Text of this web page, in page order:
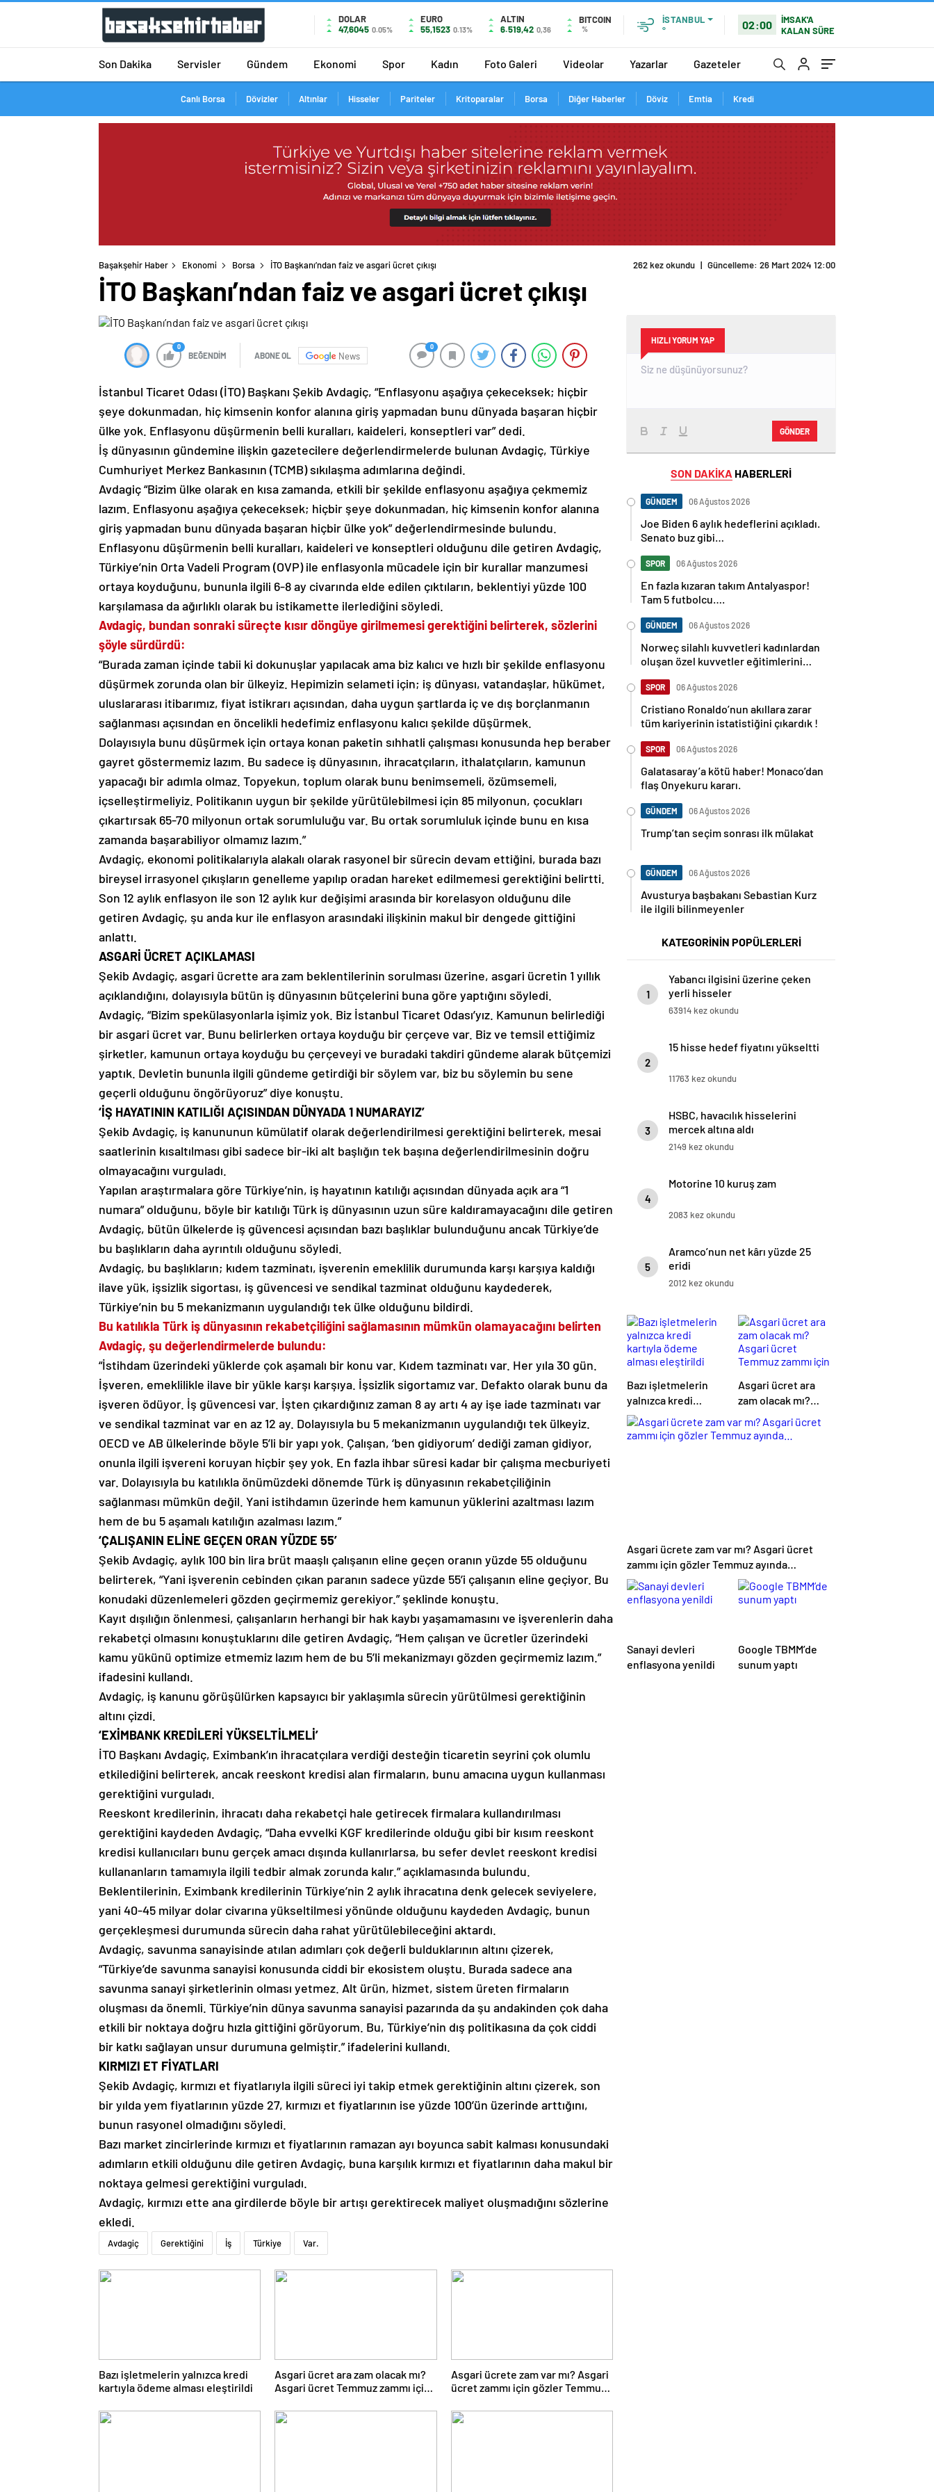
DOLAR
47,6045 0.05%
EURO
55,1523 0.13%
ALTIN
6.519,42 0,36
BITCOIN
%
İSTANBUL
°
02:00
İMSAK'A
KALAN SÜRE
Son Dakika Servisler Gündem Ekonomi Spor Kadın Foto Galeri Videolar Yazarlar Gazeteler
Canlı Borsa Dövizler Altınlar Hisseler Pariteler Kritoparalar Borsa Diğer Haberler Döviz Emtia Kredi
Başakşehir Haber Ekonomi Borsa İTO Başkanı’ndan faiz ve asgari ücret çıkışı 262 kez okundu | Güncelleme: 26 Mart 2024 12:00
İTO Başkanı’ndan faiz ve asgari ücret çıkışı
0
BEĞENDİM ABONE OL News
0
İstanbul Ticaret Odası (İTO) Başkanı Şekib Avdagiç, “Enflasyonu aşağıya çekeceksek; hiçbir
şeye dokunmadan, hiç kimsenin konfor alanına giriş yapmadan bunu dünyada başaran hiçbir
ülke yok. Enflasyonu düşürmenin belli kuralları, kaideleri, konseptleri var” dedi.
İş dünyasının gündemine ilişkin gazetecilere değerlendirmelerde bulunan Avdagiç, Türkiye
Cumhuriyet Merkez Bankasının (TCMB) sıkılaşma adımlarına değindi.
Avdagiç “Bizim ülke olarak en kısa zamanda, etkili bir şekilde enflasyonu aşağıya çekmemiz
lazım. Enflasyonu aşağıya çekeceksek; hiçbir şeye dokunmadan, hiç kimsenin konfor alanına
giriş yapmadan bunu dünyada başaran hiçbir ülke yok” değerlendirmesinde bulundu.
Enflasyonu düşürmenin belli kuralları, kaideleri ve konseptleri olduğunu dile getiren Avdagiç,
Türkiye’nin Orta Vadeli Program (OVP) ile enflasyonla mücadele için bir kurallar manzumesi
ortaya koyduğunu, bununla ilgili 6-8 ay civarında elde edilen çıktıların, beklentiyi yüzde 100
karşılamasa da ağırlıklı olarak bu istikamette ilerlediğini söyledi.
Avdagiç, bundan sonraki süreçte kısır döngüye girilmemesi gerektiğini belirterek, sözlerini
şöyle sürdürdü:
“Burada zaman içinde tabii ki dokunuşlar yapılacak ama biz kalıcı ve hızlı bir şekilde enflasyonu
düşürmek zorunda olan bir ülkeyiz. Hepimizin selameti için; iş dünyası, vatandaşlar, hükümet,
uluslararası itibarımız, fiyat istikrarı açısından, daha uygun şartlarda iç ve dış borçlanmanın
sağlanması açısından en öncelikli hedefimiz enflasyonu kalıcı şekilde düşürmek.
Dolayısıyla bunu düşürmek için ortaya konan paketin sıhhatli çalışması konusunda hep beraber
gayret göstermemiz lazım. Bu sadece iş dünyasının, ihracatçıların, ithalatçıların, kamunun
yapacağı bir adımla olmaz. Topyekun, toplum olarak bunu benimsemeli, özümsemeli,
içselleştirmeliyiz. Politikanın uygun bir şekilde yürütülebilmesi için 85 milyonun, çocukları
çıkartırsak 65-70 milyonun ortak sorumluluğu var. Bu ortak sorumluluk içinde bunu en kısa
zamanda başarabiliyor olmamız lazım.”
Avdagiç, ekonomi politikalarıyla alakalı olarak rasyonel bir sürecin devam ettiğini, burada bazı
bireysel irrasyonel çıkışların genelleme yapılıp oradan hareket edilmemesi gerektiğini belirtti.
Son 12 aylık enflasyon ile son 12 aylık kur değişimi arasında bir korelasyon olduğunu dile
getiren Avdagiç, şu anda kur ile enflasyon arasındaki ilişkinin makul bir dengede gittiğini
anlattı.
ASGARİ ÜCRET AÇIKLAMASI
Şekib Avdagiç, asgari ücrette ara zam beklentilerinin sorulması üzerine, asgari ücretin 1 yıllık
açıklandığını, dolayısıyla bütün iş dünyasının bütçelerini buna göre yaptığını söyledi.
Avdagiç, “Bizim spekülasyonlarla işimiz yok. Biz İstanbul Ticaret Odası’yız. Kamunun belirlediği
bir asgari ücret var. Bunu belirlerken ortaya koyduğu bir çerçeve var. Biz ve temsil ettiğimiz
şirketler, kamunun ortaya koyduğu bu çerçeveyi ve buradaki takdiri gündeme alarak bütçemizi
yaptık. Devletin bununla ilgili gündeme getirdiği bir söylem var, biz bu söylemin bu sene
geçerli olduğunu öngörüyoruz” diye konuştu.
‘İŞ HAYATININ KATILIĞI AÇISINDAN DÜNYADA 1 NUMARAYIZ’
Şekib Avdagiç, iş kanununun kümülatif olarak değerlendirilmesi gerektiğini belirterek, mesai
saatlerinin kısaltılması gibi sadece bir-iki alt başlığın tek başına değerlendirilmesinin doğru
olmayacağını vurguladı.
Yapılan araştırmalara göre Türkiye’nin, iş hayatının katılığı açısından dünyada açık ara “1
numara” olduğunu, böyle bir katılığı Türk iş dünyasının uzun süre kaldıramayacağını dile getiren
Avdagiç, bütün ülkelerde iş güvencesi açısından bazı başlıklar bulunduğunu ancak Türkiye’de
bu başlıkların daha ayrıntılı olduğunu söyledi.
Avdagiç, bu başlıkların; kıdem tazminatı, işverenin emeklilik durumunda karşı karşıya kaldığı
ilave yük, işsizlik sigortası, iş güvencesi ve sendikal tazminat olduğunu kaydederek,
Türkiye’nin bu 5 mekanizmanın uygulandığı tek ülke olduğunu bildirdi.
Bu katılıkla Türk iş dünyasının rekabetçiliğini sağlamasının mümkün olamayacağını belirten
Avdagiç, şu değerlendirmelerde bulundu:
“İstihdam üzerindeki yüklerde çok aşamalı bir konu var. Kıdem tazminatı var. Her yıla 30 gün.
İşveren, emeklilikle ilave bir yükle karşı karşıya. İşsizlik sigortamız var. Defakto olarak bunu da
işveren ödüyor. İş güvencesi var. İşten çıkardığınız zaman 8 ay artı 4 ay işe iade tazminatı var
ve sendikal tazminat var en az 12 ay. Dolayısıyla bu 5 mekanizmanın uygulandığı tek ülkeyiz.
OECD ve AB ülkelerinde böyle 5’li bir yapı yok. Çalışan, ‘ben gidiyorum’ dediği zaman gidiyor,
onunla ilgili işvereni koruyan hiçbir şey yok. En fazla ihbar süresi kadar bir çalışma mecburiyeti
var. Dolayısıyla bu katılıkla önümüzdeki dönemde Türk iş dünyasının rekabetçiliğinin
sağlanması mümkün değil. Yani istihdamın üzerinde hem kamunun yüklerini azaltması lazım
hem de bu 5 aşamalı katılığın azalması lazım.”
‘ÇALIŞANIN ELİNE GEÇEN ORAN YÜZDE 55’
Şekib Avdagiç, aylık 100 bin lira brüt maaşlı çalışanın eline geçen oranın yüzde 55 olduğunu
belirterek, “Yani işverenin cebinden çıkan paranın sadece yüzde 55’i çalışanın eline geçiyor. Bu
konudaki düzenlemeleri gözden geçirmemiz gerekiyor.” şeklinde konuştu.
Kayıt dışılığın önlenmesi, çalışanların herhangi bir hak kaybı yaşamamasını ve işverenlerin daha
rekabetçi olmasını konuştuklarını dile getiren Avdagiç, “Hem çalışan ve ücretler üzerindeki
kamu yükünü optimize etmemiz lazım hem de bu 5’li mekanizmayı gözden geçirmemiz lazım.”
ifadesini kullandı.
Avdagiç, iş kanunu görüşülürken kapsayıcı bir yaklaşımla sürecin yürütülmesi gerektiğinin
altını çizdi.
‘EXİMBANK KREDİLERİ YÜKSELTİLMELİ’
İTO Başkanı Avdagiç, Eximbank’ın ihracatçılara verdiği desteğin ticaretin seyrini çok olumlu
etkilediğini belirterek, ancak reeskont kredisi alan firmaların, bunu amacına uygun kullanması
gerektiğini vurguladı.
Reeskont kredilerinin, ihracatı daha rekabetçi hale getirecek firmalara kullandırılması
gerektiğini kaydeden Avdagiç, “Daha evvelki KGF kredilerinde olduğu gibi bir kısım reeskont
kredisi kullanıcıları bunu gerçek amacı dışında kullanırlarsa, bu sefer devlet reeskont kredisi
kullananların tamamıyla ilgili tedbir almak zorunda kalır.” açıklamasında bulundu.
Beklentilerinin, Eximbank kredilerinin Türkiye’nin 2 aylık ihracatına denk gelecek seviyelere,
yani 40-45 milyar dolar civarına yükseltilmesi yönünde olduğunu kaydeden Avdagiç, bunun
gerçekleşmesi durumunda sürecin daha rahat yürütülebileceğini aktardı.
Avdagiç, savunma sanayisinde atılan adımları çok değerli bulduklarının altını çizerek,
“Türkiye’de savunma sanayisi konusunda ciddi bir ekosistem oluştu. Burada sadece ana
savunma sanayi şirketlerinin olması yetmez. Alt ürün, hizmet, sistem üreten firmaların
oluşması da önemli. Türkiye’nin dünya savunma sanayisi pazarında da şu andakinden çok daha
etkili bir noktaya doğru hızla gittiğini görüyorum. Bu, Türkiye’nin dış politikasına da çok ciddi
bir katkı sağlayan unsur durumuna gelmiştir.” ifadelerini kullandı.
KIRMIZI ET FİYATLARI
Şekib Avdagiç, kırmızı et fiyatlarıyla ilgili süreci iyi takip etmek gerektiğinin altını çizerek, son
bir yılda yem fiyatlarının yüzde 27, kırmızı et fiyatlarının ise yüzde 100’ün üzerinde arttığını,
bunun rasyonel olmadığını söyledi.
Bazı market zincirlerinde kırmızı et fiyatlarının ramazan ayı boyunca sabit kalması konusundaki
adımların etkili olduğunu dile getiren Avdagiç, buna karşılık kırmızı et fiyatlarının daha makul bir
noktaya gelmesi gerektiğini vurguladı.
Avdagiç, kırmızı ette ana girdilerde böyle bir artışı gerektirecek maliyet oluşmadığını sözlerine
ekledi.
Avdagiç Gerektiğini İş Türkiye Var.
Bazı işletmelerin yalnızca kredi
kartıyla ödeme alması eleştirildi
Asgari ücret ara zam olacak mı?
Asgari ücret Temmuz zammı için
Asgari ücrete zam var mı? Asgari
ücret zammı için gözler Temmuz
HIZLI YORUM YAP
GÖNDER
SON DAKİKA HABERLERİ
GÜNDEM 06 Ağustos 2026
Joe Biden 6 aylık hedeflerini açıkladı.
Senato buz gibi…
SPOR 06 Ağustos 2026
En fazla kızaran takım Antalyaspor!
Tam 5 futbolcu….
GÜNDEM 06 Ağustos 2026
Norweç silahlı kuvvetleri kadınlardan
oluşan özel kuvvetler eğitimlerini
SPOR 06 Ağustos 2026
Cristiano Ronaldo’nun akıllara zarar
tüm kariyerinin istatistiğini çıkardık !
SPOR 06 Ağustos 2026
Galatasaray’a kötü haber! Monaco’dan
flaş Onyekuru kararı.
GÜNDEM 06 Ağustos 2026
Trump’tan seçim sonrası ilk mülakat
GÜNDEM 06 Ağustos 2026
Avusturya başbakanı Sebastian Kurz
ile ilgili bilinmeyenler
KATEGORİNİN POPÜLERLERİ
1
Yabancı ilgisini üzerine çeken
yerli hisseler
63914 kez okundu
2
15 hisse hedef fiyatını yükseltti
11763 kez okundu
3
HSBC, havacılık hisselerini
mercek altına aldı
2149 kez okundu
4
Motorine 10 kuruş zam
2083 kez okundu
5
Aramco’nun net kârı yüzde 25
eridi
2012 kez okundu
Bazı işletmelerin
yalnızca kredi
kartıyla ödeme
alması eleştirildi
Asgari ücret ara
zam olacak mı?
Asgari ücret
Temmuz zammı için
Asgari ücrete zam var mı? Asgari ücret
zammı için gözler Temmuz ayında…
Sanayi devleri
enflasyona yenildi
Google TBMM’de
sunum yaptı